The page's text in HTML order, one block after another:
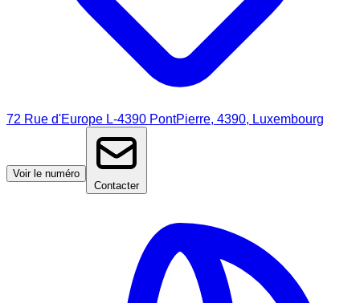
72 Rue d'Europe L-4390 PontPierre, 4390, Luxembourg
Voir le numéro
Contacter